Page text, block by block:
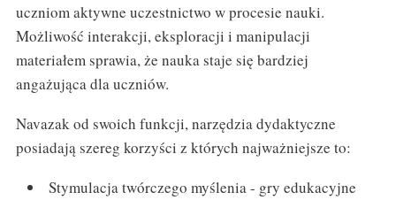
uczniom aktywne uczestnictwo w procesie nauki.
Możliwość interakcji, eksploracji i manipulacji
materiałem sprawia, że nauka staje się bardziej
angażująca dla uczniów.
Navazak od swoich funkcji, narzędzia dydaktyczne
posiadają szereg korzyści z których najważniejsze to:
Stymulacja twórczego myślenia - gry edukacyjne